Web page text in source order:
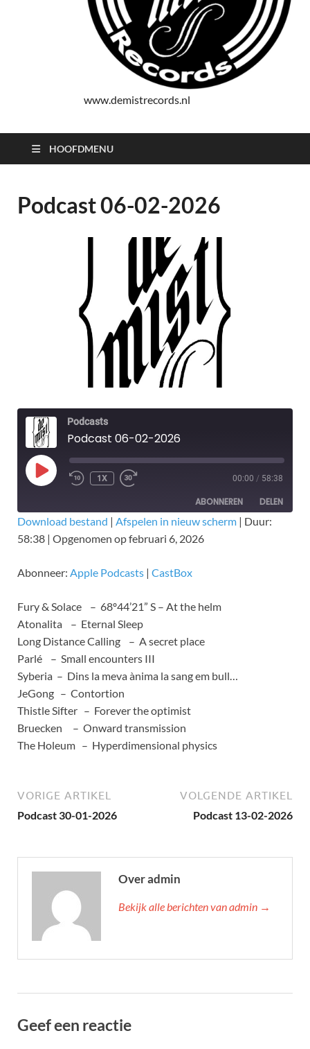
www.demistrecords.nl
HOOFDMENU
Podcast 06-02-2026
Podcasts
Podcast 06-02-2026
1X 00:00 / 58:38
ABONNEREN DELEN
Apple Podcasts CastBox
DELEN
LINK
Download bestand | Afspelen in nieuw scherm | Duur:
58:38 | Opgenomen op februari 6, 2026
Abonneer: Apple Podcasts | CastBox
Fury & Solace – 68º44’21” S – At the helm
Atonalita – Eternal Sleep
Long Distance Calling – A secret place
Parlé – Small encounters III
Syberia – Dins la meva ànima la sang em bull…
JeGong – Contortion
Thistle Sifter – Forever the optimist
Bruecken – Onward transmission
The Holeum – Hyperdimensional physics
VORIGE ARTIKEL
Podcast 30-01-2026
VOLGENDE ARTIKEL
Podcast 13-02-2026
Over admin
Bekijk alle berichten van admin →
Geef een reactie